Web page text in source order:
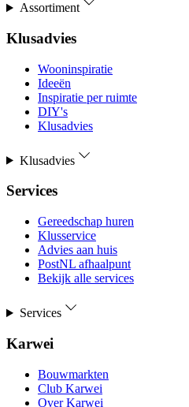
Assortiment
Klusadvies
Wooninspiratie
Ideeën
Inspiratie per ruimte
DIY's
Klusadvies
Klusadvies
Services
Gereedschap huren
Klusservice
Advies aan huis
PostNL afhaalpunt
Bekijk alle services
Services
Karwei
Bouwmarkten
Club Karwei
Over Karwei